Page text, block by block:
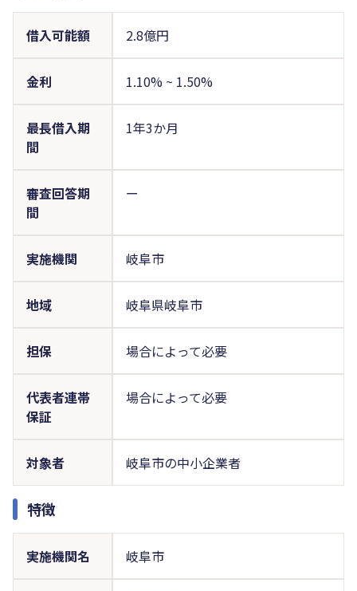
借入可能額 2.8億円
金利 1.10% ~ 1.50%
最長借入期
間
1年3か月
審査回答期
間
ー
実施機関 岐阜市
地域 岐阜県岐阜市
担保 場合によって必要
代表者連帯
保証
場合によって必要
対象者 岐阜市の中小企業者
特徴
実施機関名 岐阜市